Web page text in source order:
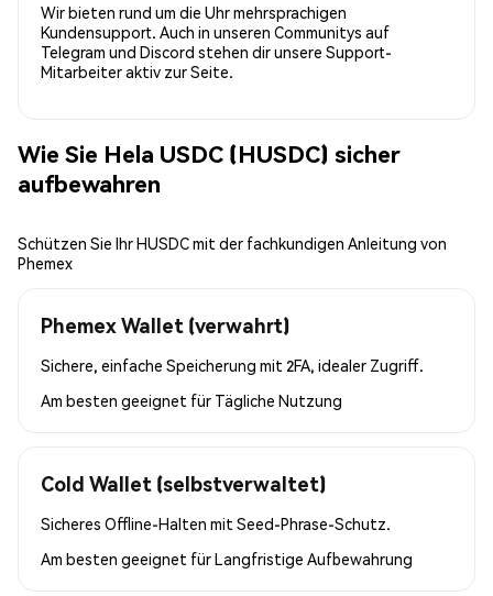
Wir bieten rund um die Uhr mehrsprachigen
Kundensupport. Auch in unseren Communitys auf
Telegram und Discord stehen dir unsere Support-
Mitarbeiter aktiv zur Seite.
Wie Sie Hela USDC (HUSDC) sicher
aufbewahren
Schützen Sie Ihr HUSDC mit der fachkundigen Anleitung von
Phemex
Phemex Wallet (verwahrt)
Sichere, einfache Speicherung mit 2FA, idealer Zugriff.
Am besten geeignet für Tägliche Nutzung
Cold Wallet (selbstverwaltet)
Sicheres Offline-Halten mit Seed-Phrase-Schutz.
Am besten geeignet fürLangfristige Aufbewahrung